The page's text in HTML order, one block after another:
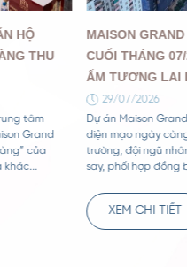
HỘ
THU
tâm
Grand
của
khác...
MAISON
CUỐI THÁNG
ẤM TƯƠNG LAI
29/07/2026
Dự án Maison
diện mạo ngày
trường, đội ngũ
say, phối hợp đồng
XEM CHI TIẾT